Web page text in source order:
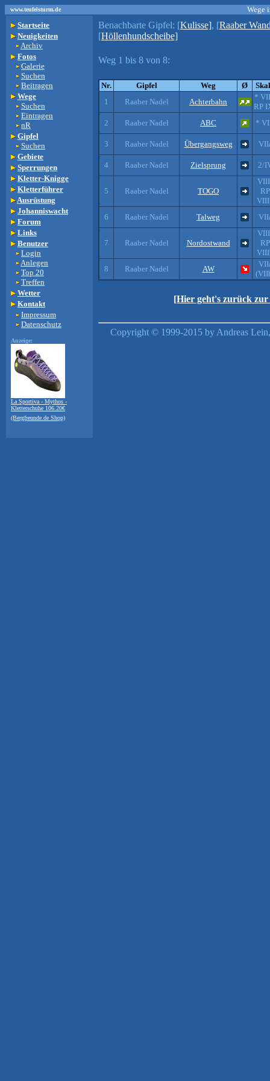
www.teufelsturm.de
Wege
Startseite
Neuigkeiten
Archiv
Fotos
Galerie
Suchen
Beitragen
Wege
Suchen
Eintragen
nR
Gipfel
Suchen
Gebiete
Sperrungen
Kletter-Knigge
Kletterführer
Ausrüstung
Johanniswacht
Forum
Links
Benutzer
Login
Anlegen
Top 20
Treffen
Wetter
Kontakt
Impressum
Datenschutz
Anzeige:
La Sportiva - Mythos -
Kletterschuhe 106.20€
(Bergfreunde.de Shop)
Benachbarte Gipfel: [Kulisse], [Raaber
[Höllenhundscheibe]
Weg 1 bis 8 von 8:
Nr. Gipfel Weg Ø
1
Raaber Nadel Achterbahn
*
RP
2
Raaber Nadel ABC *
3 Raaber Nadel Übergangsweg
4 Raaber Nadel Zielsprung 2/
5 Raaber Nadel TOGO
RP
6
Raaber Nadel Talweg
7 Raaber Nadel Nordostwand
RP
8
Raaber Nadel AW
[Hier geht's zurück zur
Copyright © 1999-2015 by Andreas